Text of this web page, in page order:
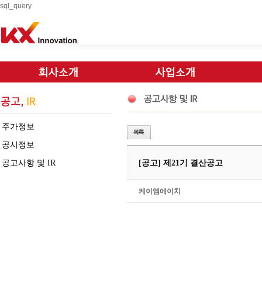
sql_query
주가정보
공시정보
공고사항 및 IR [공고] 제21기 결산공고
케이엠에이치